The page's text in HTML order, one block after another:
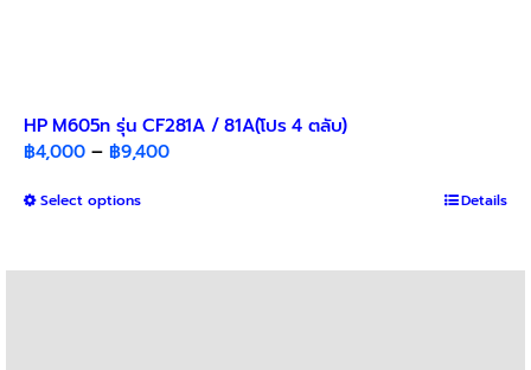
HP M605n รุ่น CF281A / 81A(โปร 4 ตลับ)​
฿4,000 – ฿9,400Price
Select optionsThis
Details